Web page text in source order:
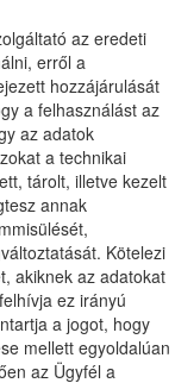
az eredeti
erről a
hozzájárulását
a felhasználást az
az adatok
a technikai
tárolt, illetve kezelt
annak
Kötelezi
akiknek az adatokat
ez irányú
a jogot, hogy
mellett egyoldalúan
az Ügyfél a